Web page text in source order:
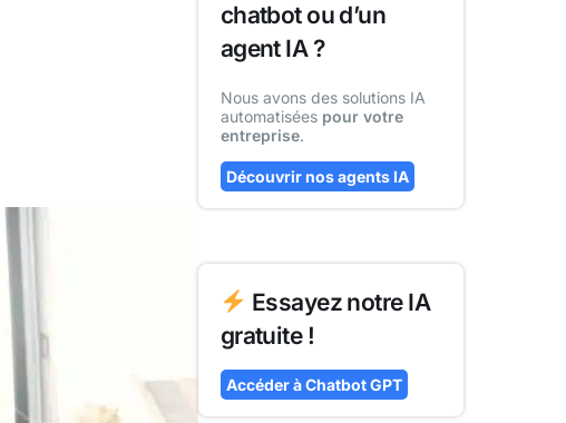
chatbot ou d’un
agent IA ?
Nous avons des solutions IA
automatisées pour votre
entreprise.
Découvrir nos agents IA
Essayez notre IA
gratuite !
Accéder à Chatbot GPT